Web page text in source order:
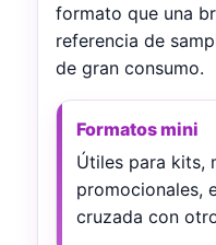
formato que una
referencia de
de gran consumo.
Formatos mini
Útiles para kits,
promocionales,
cruzada con